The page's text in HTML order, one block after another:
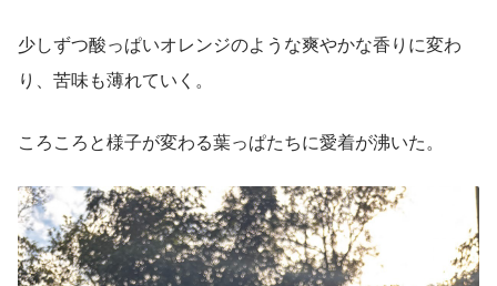
少しずつ酸っぱいオレンジのような爽やかな香りに変わ
り、苦味も薄れていく。
ころころと様子が変わる葉っぱたちに愛着が沸いた。